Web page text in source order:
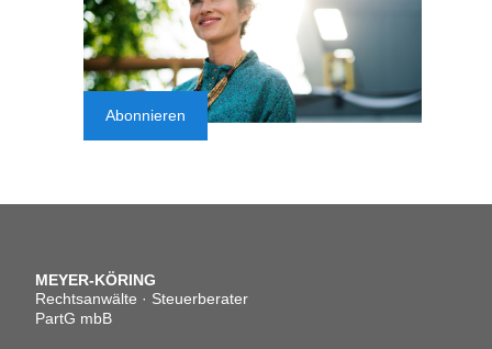
Abonnieren
MEYER-KÖRING
Rechtsanwälte · Steuerberater
PartG mbB